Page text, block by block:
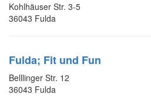
Kohlhäuser Str. 3-5
36043 Fulda
Fulda; Fit und Fun
Belllinger Str. 12
36043 Fulda